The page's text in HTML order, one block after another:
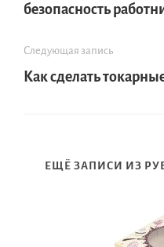
безопасность
Следующая запись
Как сделать
ЕЩЁ ЗАПИСИ ИЗ